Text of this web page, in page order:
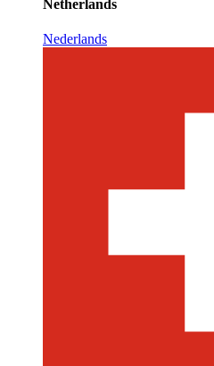
Netherlands
Nederlands